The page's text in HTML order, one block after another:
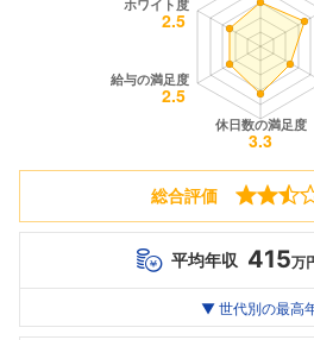
総合評価
平均年収 415万
最高年収
20代
316万
▼ 世代別の最高